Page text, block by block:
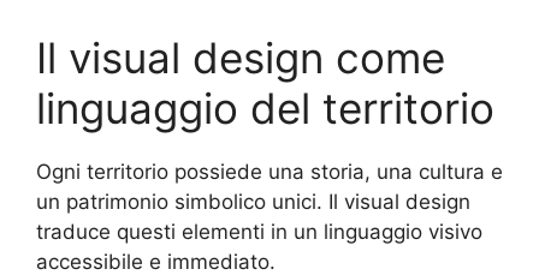
Il visual design come
linguaggio del territorio
Ogni territorio possiede una storia, una cultura e
un patrimonio simbolico unici. Il visual design
traduce questi elementi in un linguaggio visivo
accessibile e immediato.